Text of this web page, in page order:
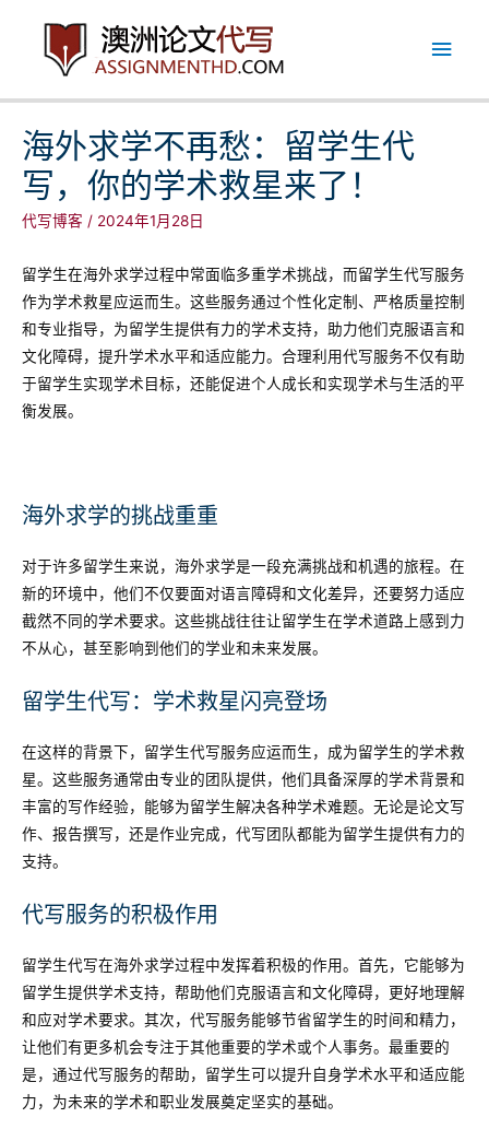
主
菜
海外求学不再愁：留学生代
写，你的学术救星来了！
代写博客 / 2024年1月28日
留学生在海外求学过程中常面临多重学术挑战，而留学生代写服务
作为学术救星应运而生。这些服务通过个性化定制、严格质量控制
和专业指导，为留学生提供有力的学术支持，助力他们克服语言和
文化障碍，提升学术水平和适应能力。合理利用代写服务不仅有助
于留学生实现学术目标，还能促进个人成长和实现学术与生活的平
衡发展。
海外求学的挑战重重
对于许多留学生来说，海外求学是一段充满挑战和机遇的旅程。在
新的环境中，他们不仅要面对语言障碍和文化差异，还要努力适应
截然不同的学术要求。这些挑战往往让留学生在学术道路上感到力
不从心，甚至影响到他们的学业和未来发展。
留学生代写：学术救星闪亮登场
在这样的背景下，留学生代写服务应运而生，成为留学生的学术救
星。这些服务通常由专业的团队提供，他们具备深厚的学术背景和
丰富的写作经验，能够为留学生解决各种学术难题。无论是论文写
作、报告撰写，还是作业完成，代写团队都能为留学生提供有力的
支持。
代写服务的积极作用
留学生代写在海外求学过程中发挥着积极的作用。首先，它能够为
留学生提供学术支持，帮助他们克服语言和文化障碍，更好地理解
和应对学术要求。其次，代写服务能够节省留学生的时间和精力，
让他们有更多机会专注于其他重要的学术或个人事务。最重要的
是，通过代写服务的帮助，留学生可以提升自身学术水平和适应能
力，为未来的学术和职业发展奠定坚实的基础。